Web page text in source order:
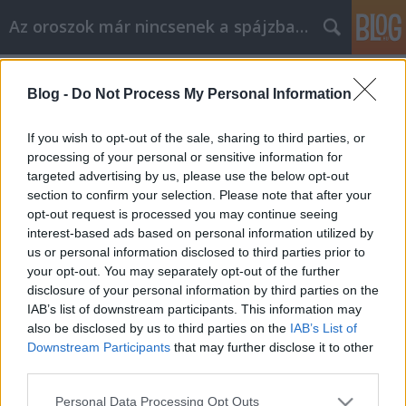
Blog - Do Not Process My Personal Information
If you wish to opt-out of the sale, sharing to third parties, or
processing of your personal or sensitive information for
targeted advertising by us, please use the below opt-out
section to confirm your selection. Please note that after your
opt-out request is processed you may continue seeing
interest-based ads based on personal information utilized by
us or personal information disclosed to third parties prior to
your opt-out. You may separately opt-out of the further
disclosure of your personal information by third parties on the
IAB’s list of downstream participants. This information may
also be disclosed by us to third parties on the IAB’s List of
Downstream Participants that may further disclose it to other
Please note that this website/app uses one or more Google
Personal Data Processing Opt Outs
Az oroszok már nincsenek a spájzban...
Nyeznajka•2008. március 04.
Mint mindenki tudja, vasárnap megválasztották az
Orosz Föderáció új államfőjét. Az esemény
izgalmasnak semmiképp sem mondható, hiszen
december 10-e óta mindenki pontosan tudta, hogy
Dmitrij Medvegyeven kívül senki más nem rúghat
labdába. Sőt még a közvéleménykutatások is,…
sajtófigyelés - 2008.jan.22. - [beta]
cheburashka•2008. január 22.